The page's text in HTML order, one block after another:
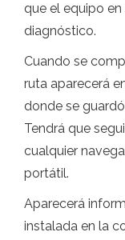
que el equipo
diagnóstico.
Cuando se
ruta aparecerá
donde se
Tendrá que
cualquier
portátil.
Aparecerá
instalada en la